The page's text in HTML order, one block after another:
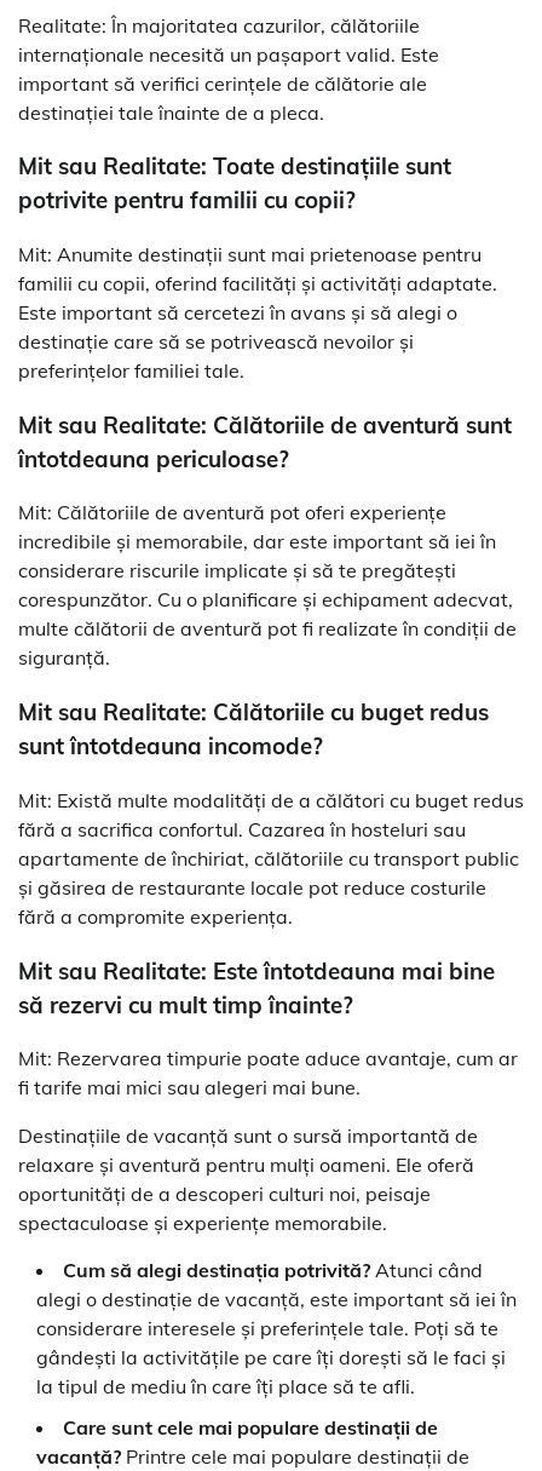
Realitate: În majoritatea cazurilor, călătoriile
internaționale necesită un pașaport valid. Este
important să verifici cerințele de călătorie ale
destinației tale înainte de a pleca.
Mit sau Realitate: Toate destinațiile sunt
potrivite pentru familii cu copii?
Mit: Anumite destinații sunt mai prietenoase pentru
familii cu copii, oferind facilități și activități adaptate.
Este important să cercetezi în avans și să alegi o
destinație care să se potrivească nevoilor și
preferințelor familiei tale.
Mit sau Realitate: Călătoriile de aventură sunt
întotdeauna periculoase?
Mit: Călătoriile de aventură pot oferi experiențe
incredibile și memorabile, dar este important să iei în
considerare riscurile implicate și să te pregătești
corespunzător. Cu o planificare și echipament adecvat,
multe călătorii de aventură pot fi realizate în condiții de
siguranță.
Mit sau Realitate: Călătoriile cu buget redus
sunt întotdeauna incomode?
Mit: Există multe modalități de a călători cu buget redus
fără a sacrifica confortul. Cazarea în hosteluri sau
apartamente de închiriat, călătoriile cu transport public
și găsirea de restaurante locale pot reduce costurile
fără a compromite experiența.
Mit sau Realitate: Este întotdeauna mai bine
să rezervi cu mult timp înainte?
Mit: Rezervarea timpurie poate aduce avantaje, cum ar
fi tarife mai mici sau alegeri mai bune.
Destinațiile de vacanță sunt o sursă importantă de
relaxare și aventură pentru mulți oameni. Ele oferă
oportunități de a descoperi culturi noi, peisaje
spectaculoase și experiențe memorabile.
Cum să alegi destinația potrivită?Atunci când
alegi o destinație de vacanță, este important să iei în
considerare interesele și preferințele tale. Poți să te
gândești la activitățile pe care îți dorești să le faci și
la tipul de mediu în care îți place să te afli.
Care sunt cele mai populare destinații de
vacanță?Printre cele mai populare destinații de